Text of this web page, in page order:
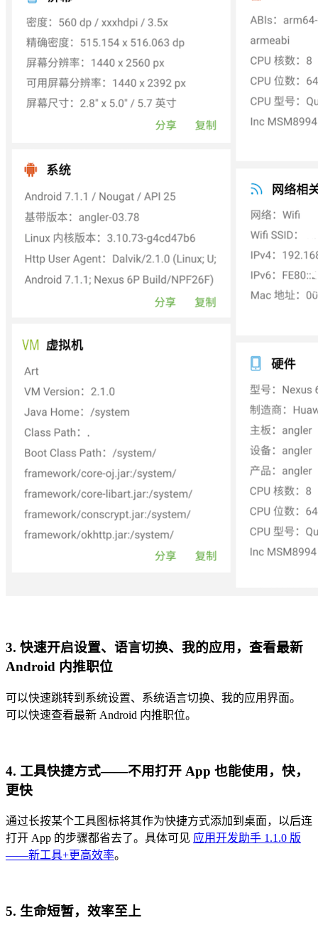
3. 快速开启设置、语言切换、我的应用，查看最新
Android 内推职位
可以快速跳转到系统设置、系统语言切换、我的应用界面。
可以快速查看最新 Android 内推职位。
4. 工具快捷方式——不用打开 App 也能使用，快，
更快
通过长按某个工具图标将其作为快捷方式添加到桌面，以后连
打开 App 的步骤都省去了。具体可见 应用开发助手 1.1.0 版
——新工具+更高效率。
5. 生命短暂，效率至上